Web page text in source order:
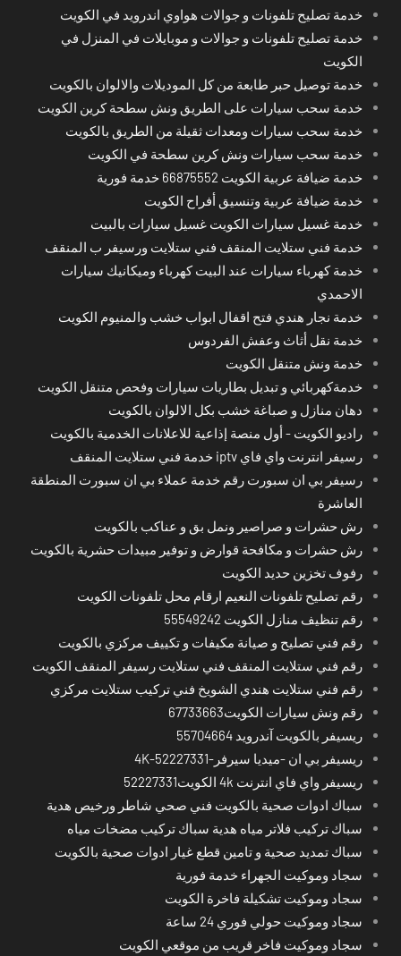
خدمة تصليح تلفونات و جوالات هواوي اندرويد في الكويت
خدمة تصليح تلفونات و جوالات و موبايلات في المنزل في
الكويت
خدمة توصيل حبر طابعة من كل الموديلات والالوان بالكويت
خدمة سحب سيارات على الطريق ونش سطحة كرين الكويت
خدمة سحب سيارات ومعدات ثقيلة من الطريق بالكويت
خدمة سحب سيارات ونش كرين سطحة في الكويت
خدمة ضيافة عربية الكويت 66875552 خدمة فورية
خدمة ضيافة عربية وتنسيق أفراح الكويت
خدمة غسيل سيارات الكويت غسيل سيارات بالبيت
خدمة فني ستلايت المنقف فني ستلايت ورسيفر ب المنقف
خدمة كهرباء سيارات عند البيت كهرباء وميكانيك سيارات
الاحمدي
خدمة نجار هندي فتح اقفال ابواب خشب والمنيوم الكويت
خدمة نقل أثاث وعفش الفردوس
خدمة ونش متنقل الكويت
خدمةكهربائي و تبديل بطاريات سيارات وفحص متنقل الكويت
دهان منازل و صباغة خشب بكل الالوان بالكويت
راديو الكويت - أول منصة إذاعية للاعلانات الخدمية بالكويت
رسيفر انترنت واي فاي iptv خدمة فني ستلايت المنقف
رسيفر بي ان سبورت رقم خدمة عملاء بي ان سبورت المنطقة
العاشرة
رش حشرات و صراصير ونمل بق و عناكب بالكويت
رش حشرات و مكافحة قوارض و توفير مبيدات حشرية بالكويت
رفوف تخزين حديد الكويت
رقم تصليح تلفونات النعيم ارقام محل تلفونات الكويت
رقم تنظيف منازل الكويت 55549242
رقم فني تصليح و صيانة مكيفات و تكييف مركزي بالكويت
رقم فني ستلايت المنقف فني ستلايت رسيفر المنقف الكويت
رقم فني ستلايت هندي الشويخ فني تركيب ستلايت مركزي
رقم ونش سيارات الكويت67733663
ريسيفر بالكويت آندرويد 55704664
ريسيفر بي ان -ميديا سيرفر-4K-52227331
ريسيفر واي فاي انترنت 4k الكويت52227331
سباك ادوات صحية بالكويت فني صحي شاطر ورخيص هدية
سباك تركيب فلاتر مياه هدية سباك تركيب مضخات مياه
سباك تمديد صحية و تامين قطع غيار ادوات صحية بالكويت
سجاد وموكيت الجهراء خدمة فورية
سجاد وموكيت تشكيلة فاخرة الكويت
سجاد وموكيت حولي فوري 24 ساعة
سجاد وموكيت فاخر قريب من موقعي الكويت